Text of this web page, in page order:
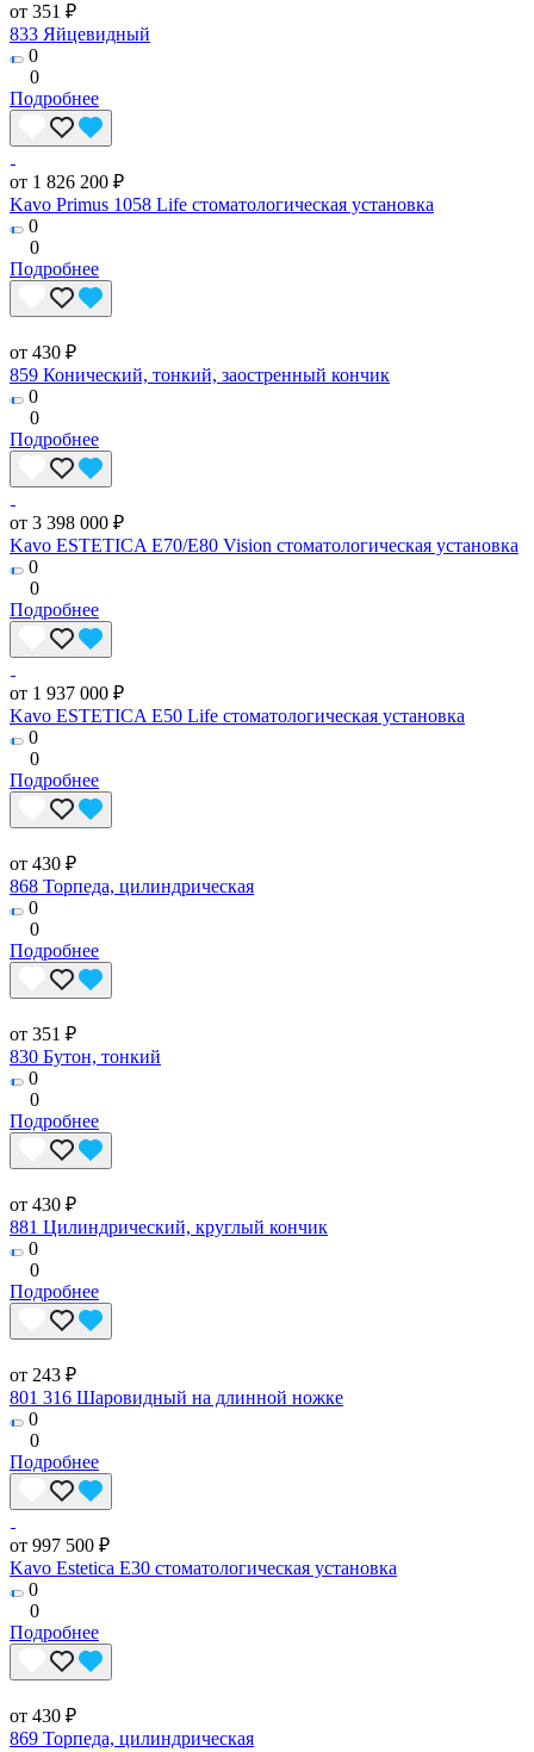
от 351 ₽
833 Яйцевидный
0
0
Подробнее
от 1 826 200 ₽
Kavo Primus 1058 Life стоматологическая установка
0
0
Подробнее
от 430 ₽
859 Конический, тонкий, заостренный кончик
0
0
Подробнее
от 3 398 000 ₽
Kavo ESTETICA E70/E80 Vision стоматологическая установка
0
0
Подробнее
от 1 937 000 ₽
Kavo ESTETICA E50 Life стоматологическая установка
0
0
Подробнее
от 430 ₽
868 Торпеда, цилиндрическая
0
0
Подробнее
от 351 ₽
830 Бутон, тонкий
0
0
Подробнее
от 430 ₽
881 Цилиндрический, круглый кончик
0
0
Подробнее
от 243 ₽
801 316 Шаровидный на длинной ножке
0
0
Подробнее
от 997 500 ₽
Kavo Estetica E30 стоматологическая установка
0
0
Подробнее
от 430 ₽
869 Торпеда, цилиндрическая